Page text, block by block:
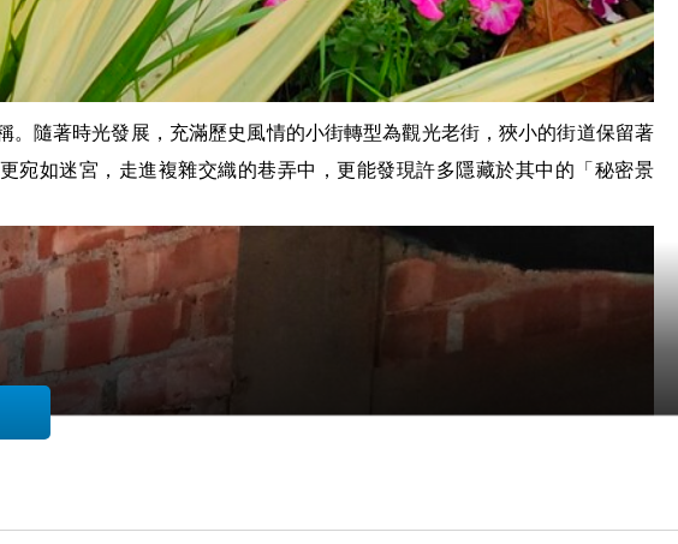
隨著時光發展，充滿歷史風情的小街轉型為觀光老街，狹小的街道保留著
宛如迷宮，走進複雜交織的巷弄中，更能發現許多隱藏於其中的「秘密景